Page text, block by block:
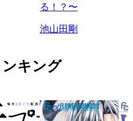
る！？〜
池山田剛
キング